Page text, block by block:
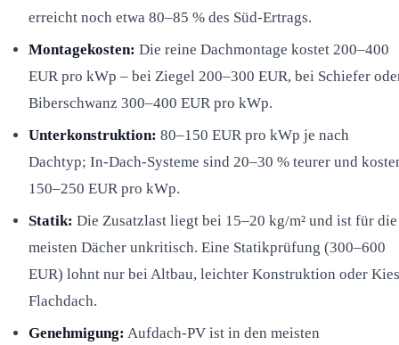
erreicht noch etwa 80–85 % des Süd-Ertrags.
Montagekosten: Die reine Dachmontage kostet 200–400
EUR pro kWp – bei Ziegel 200–300 EUR, bei Schiefer
Biberschwanz 300–400 EUR pro kWp.
Unterkonstruktion: 80–150 EUR pro kWp je nach
Dachtyp; In-Dach-Systeme sind 20–30 % teurer und
150–250 EUR pro kWp.
Statik: Die Zusatzlast liegt bei 15–20 kg/m² und ist für die
meisten Dächer unkritisch. Eine Statikprüfung (300–600
EUR) lohnt nur bei Altbau, leichter Konstruktion oder
Flachdach.
Genehmigung: Aufdach-PV ist in den meisten